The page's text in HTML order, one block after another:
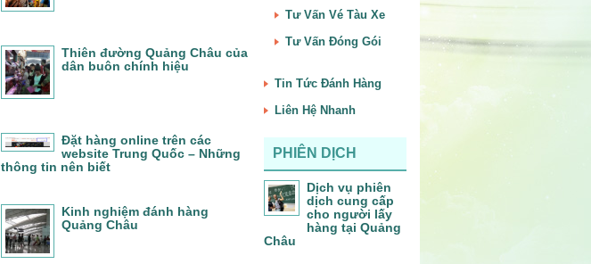
Thiên đường Quảng Châu của
dân buôn chính hiệu
Đặt hàng online trên các
website Trung Quốc – Những
thông tin nên biết
Kinh nghiệm đánh hàng
Quảng Châu
Tư Vấn Vé Tàu Xe
Tư Vấn Đóng Gói
Tin Tức Đánh Hàng
Liên Hệ Nhanh
PHIÊN DỊCH
Dịch vụ phiên
dịch cung cấp
cho người lấy
hàng tại Quảng
Châu